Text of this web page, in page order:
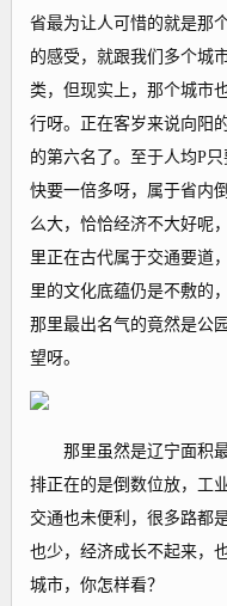
省最为让人可惜的就是那
的感受，就跟我们多个城
类，但现实上，那个城市
行呀。正在客岁来说向阳
的第六名了。至于人均P
快要一倍多呀，属于省内
么大，恰恰经济不大好呢
里正在古代属于交通要道
里的文化底蕴仍是不敷的
那里最出名气的竟然是公
望呀。
那里虽然是辽宁面积最
排正在的是倒数位放，工
交通也未便利，很多路都
也少，经济成长不起来，
城市，你怎样看？